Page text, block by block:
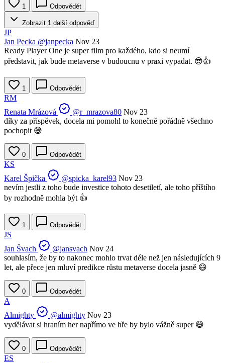
1 Odpovědět
Zobrazit 1 další odpověď
JP
Jan Pecka @janpecka Nov 23
Ready Player One je super film pro každého, kdo si neumí
představit, jak bude metaverse v budoucnu v praxi vypadat. 😎👍
1 Odpovědět
RM
Renata Mrázová
@r_mrazova80 Nov 23
díky za příspěvek, docela mi pomohl to konečně pořádně všechno
pochopit 😅
0 Odpovědět
KS
Karel Špička
@spicka_karel93 Nov 23
nevím jestli z toho bude investice tohoto desetiletí, ale toho příštího
by rozhodně mohla být 👍
1 Odpovědět
JS
Jan Švach
@jansvach Nov 24
souhlasím, že by to nakonec mohlo trvat déle než jen následujících 9
let, ale přece jen mluví predikce růstu metaverse docela jasně 😄
0 Odpovědět
A
Almighty
@almighty Nov 23
vydělávat si hraním her napřímo ve hře by bylo vážně super 😄
0 Odpovědět
ES